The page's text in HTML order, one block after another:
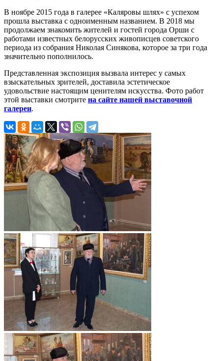
В ноябре 2015 года в галерее «Каляровы шлях» с успехом
прошла выставка с одноименным названием. В 2018 мы
продолжаем знакомить жителей и гостей города Орши с
работами известных белорусских живописцев советского
периода из собрания Николая Синякова, которое за три года
значительно пополнилось.
Представленная экспозиция вызвала интерес у самых
взыскательных зрителей, доставила эстетическое
удовольствие настоящим ценителям искусства. Фото работ
этой выставки смотрите на сайте нашей выставочной
галереи.